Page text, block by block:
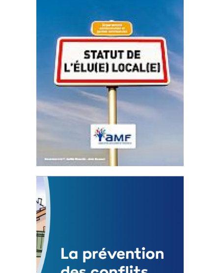
Statut de l’élu local
3 avril 2024
Mise à jour avril 2024
FEUILLETER